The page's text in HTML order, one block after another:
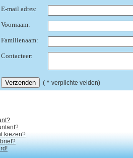
E-mail adres:
Voornaam:
Familienaam:
Contacteer:
( * verplichte velden)
kiezen?